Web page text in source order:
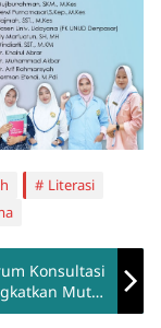
Literasi
Konsultasi
Mutu